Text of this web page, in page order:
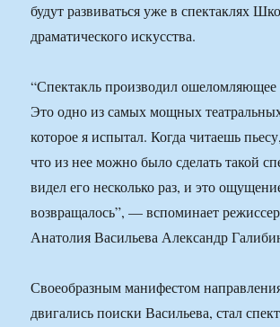
будут развиваться уже в спектаклях
драматического искусства.
“Спектакль производил ошеломляющее
Это одно из самых мощных
которое я испытал. Когда читаешь
что из нее можно было сделать такой
видел его несколько раз, и это
возвращалось”, — вспоминает
Анатолия Васильева Александр
Своеобразным манифестом
двигались поиски Васильева, стал